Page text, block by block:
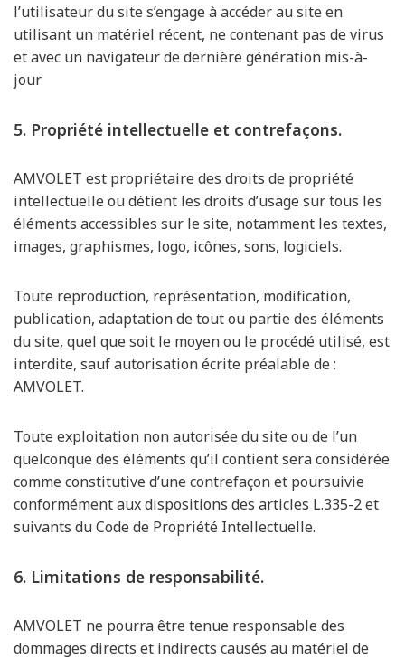
l’utilisateur du site s’engage à accéder au site en
utilisant un matériel récent, ne contenant pas de virus
et avec un navigateur de dernière génération mis-à-
jour
5. Propriété intellectuelle et contrefaçons.
AMVOLET est propriétaire des droits de propriété
intellectuelle ou détient les droits d’usage sur tous les
éléments accessibles sur le site, notamment les textes,
images, graphismes, logo, icônes, sons, logiciels.
Toute reproduction, représentation, modification,
publication, adaptation de tout ou partie des éléments
du site, quel que soit le moyen ou le procédé utilisé, est
interdite, sauf autorisation écrite préalable de :
AMVOLET.
Toute exploitation non autorisée du site ou de l’un
quelconque des éléments qu’il contient sera considérée
comme constitutive d’une contrefaçon et poursuivie
conformément aux dispositions des articles L.335-2 et
suivants du Code de Propriété Intellectuelle.
6. Limitations de responsabilité.
AMVOLET ne pourra être tenue responsable des
dommages directs et indirects causés au matériel de